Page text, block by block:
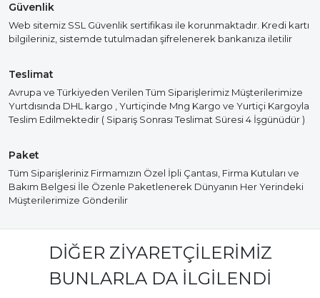
Güvenlik
Web sitemiz SSL Güvenlik sertifikası ile korunmaktadır. Kredi kartı
bilgileriniz, sistemde tutulmadan şifrelenerek bankanıza iletilir
Teslimat
Avrupa ve Türkiyeden Verilen Tüm Siparişlerimiz Müşterilerimize
Yurtdısında DHL kargo , Yurtiçinde Mng Kargo ve Yurtiçi Kargoyla
Teslim Edilmektedir ( Sipariş Sonrası Teslimat Süresi 4 İşgünüdür )
Paket
Tüm Siparişleriniz Firmamızın Özel İpli Çantası, Firma Kutuları ve
Bakım Belgesi İle Özenle Paketlenerek Dünyanın Her Yerindeki
Müşterilerimize Gönderilir
DIĞER ZIYARETÇILERIMIZ
BUNLARLA DA İLGILENDI